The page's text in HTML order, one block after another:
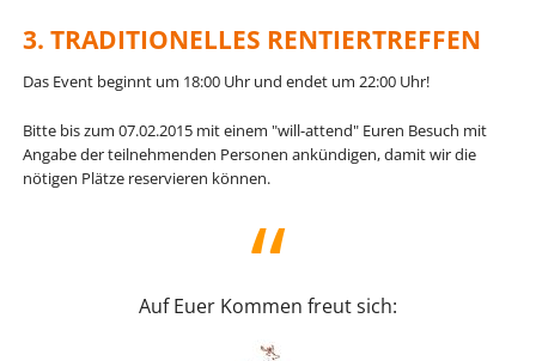
3. TRADITIONELLES RENTIERTREFFEN
Das Event beginnt um 18:00 Uhr und endet um 22:00 Uhr!
Bitte bis zum 07.02.2015 mit einem "will-attend" Euren Besuch mit
Angabe der teilnehmenden Personen ankündigen, damit wir die
nötigen Plätze reservieren können.
Auf Euer Kommen freut sich: